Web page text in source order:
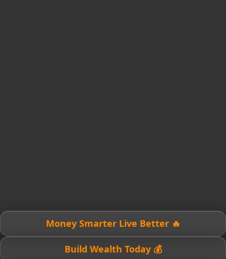
🔥 Money Smarter Live Better
💰 Build Wealth Today